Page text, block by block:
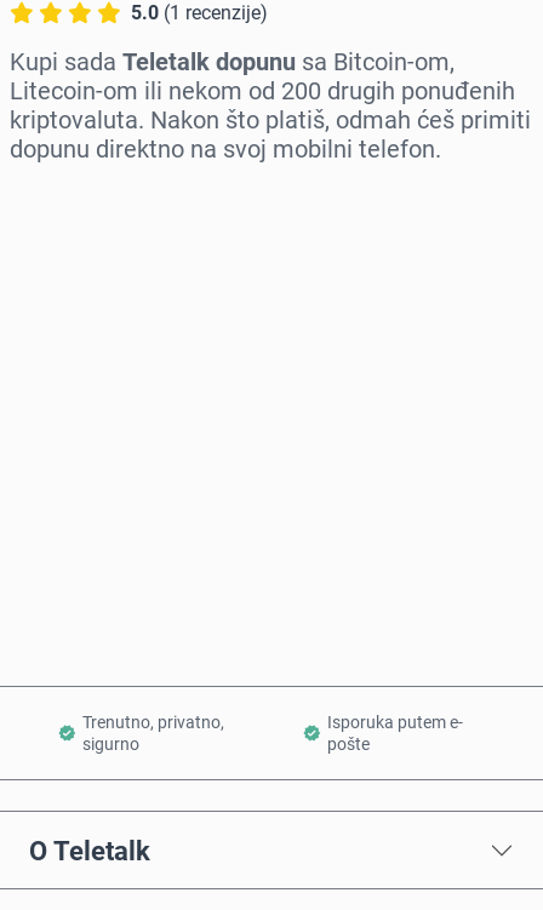
5.0 (1 recenzije)
Kupi sada Teletalk dopunu sa Bitcoin-om,
Litecoin-om ili nekom od 200 drugih ponuđenih
kriptovaluta. Nakon što platiš, odmah ćeš primiti
dopunu direktno na svoj mobilni telefon.
Trenutno, privatno,
sigurno
Isporuka putem e-
pošte
O Teletalk